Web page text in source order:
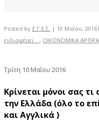
Posted by Ε.Γ.Ε.Σ. | 10 Μαΐου, 2016
ενδιαφέρει ... , ΟΙΚΟΝΟΜΙΚΑ
Τρίτη 10 Μαΐου 2016
Κρίνεται μόνοι σας
την Ελλάδα (όλο το
και Αγγλικά )